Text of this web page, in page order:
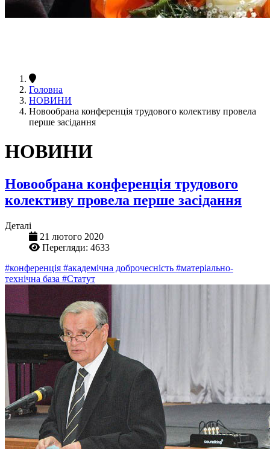
Головна
НОВИНИ
Новообрана конференція трудового колективу провела
перше засідання
НОВИНИ
Новообрана конференція трудового
колективу провела перше засідання
Деталі
21 лютого 2020
Перегляди: 4633
#конференція #академічна доброчесність #матеріально-
технічна база #Статут